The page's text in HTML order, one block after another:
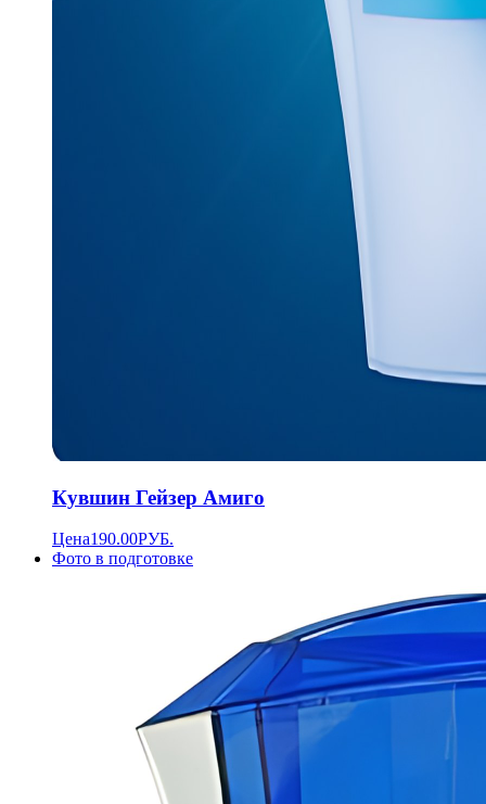
Кувшин Гейзер Амиго
Цена190.00РУБ.
Фото в подготовке